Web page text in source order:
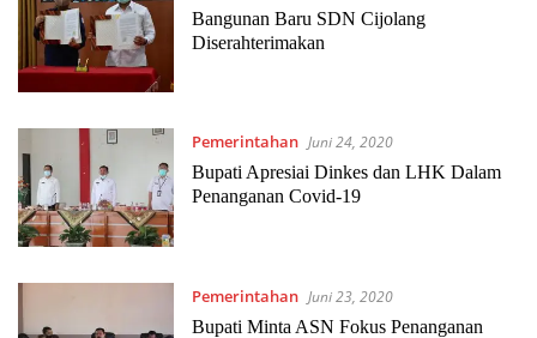
Bangunan Baru SDN Cijolang
Diserahterimakan
Pemerintahan Juni 24, 2020
Bupati Apresiai Dinkes dan LHK Dalam
Penanganan Covid-19
Pemerintahan Juni 23, 2020
Bupati Minta ASN Fokus Penanganan